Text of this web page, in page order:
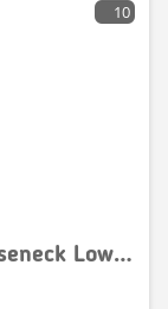
10
Cozad 40 ton T/A Removable Gooseneck Lowboy Trailer